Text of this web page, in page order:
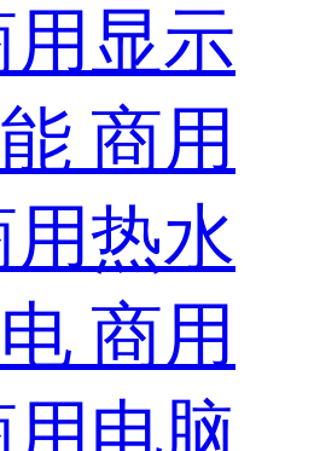
用显示
商用
用热水
商用
用电脑